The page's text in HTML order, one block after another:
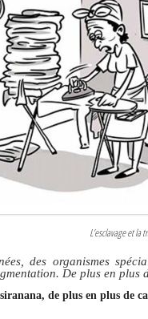
L’esclavage et la
des organismes
De plus en
de plus en plus de